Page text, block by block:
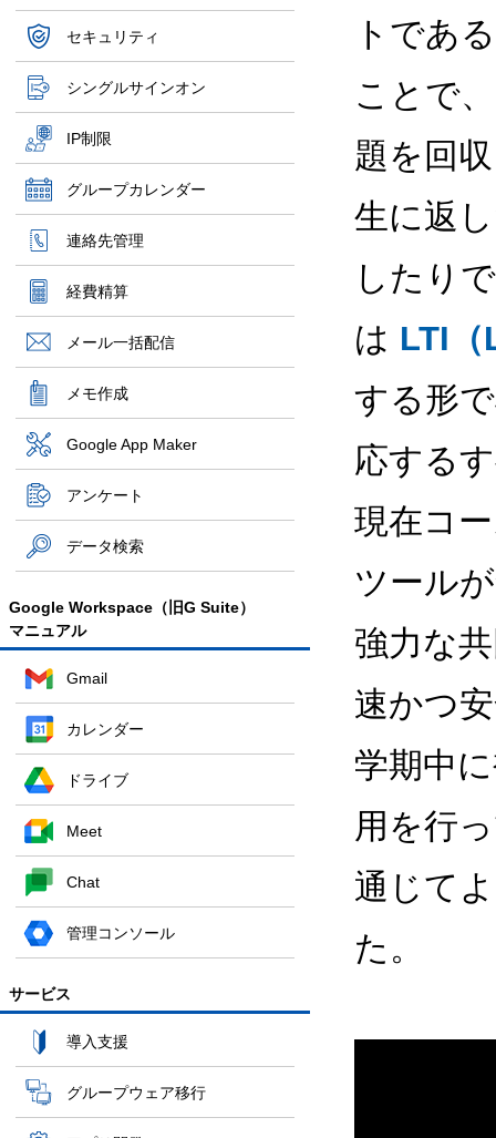
セキュリティ
シングルサインオン
IP制限
グループカレンダー
連絡先管理
経費精算
メール一括配信
メモ作成
Google App Maker
アンケート
データ検索
Google Workspace（旧G Suite）
マニュアル
Gmail
カレンダー
ドライブ
Meet
Chat
管理コンソール
サービス
導入支援
グループウェア移行
トである
ことで
題を回
生に返
したり
は LTI
する形
応する
現在コ
ツール
強力な
速かつ
学期中
用を行
通じて
た。